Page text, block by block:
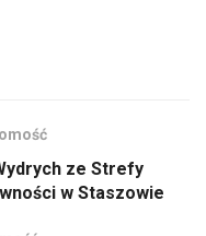
ze Strefy
w Staszowie